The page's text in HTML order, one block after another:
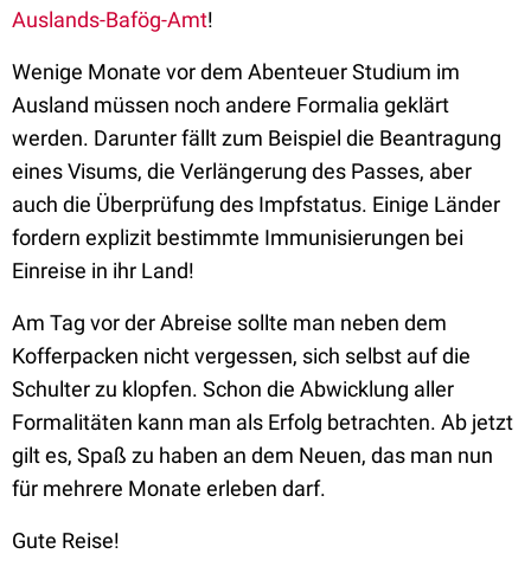
Auslands-Bafög-Amt!
Wenige Monate vor dem Abenteuer Studium im
Ausland müssen noch andere Formalia geklärt
werden. Darunter fällt zum Beispiel die Beantragung
eines Visums, die Verlängerung des Passes, aber
auch die Überprüfung des Impfstatus. Einige Länder
fordern explizit bestimmte Immunisierungen bei
Einreise in ihr Land!
Am Tag vor der Abreise sollte man neben dem
Kofferpacken nicht vergessen, sich selbst auf die
Schulter zu klopfen. Schon die Abwicklung aller
Formalitäten kann man als Erfolg betrachten. Ab jetzt
gilt es, Spaß zu haben an dem Neuen, das man nun
für mehrere Monate erleben darf.
Gute Reise!